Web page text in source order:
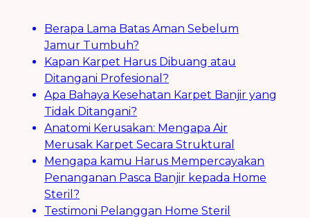
Berapa Lama Batas Aman Sebelum
Jamur Tumbuh?
Kapan Karpet Harus Dibuang atau
Ditangani Profesional?
Apa Bahaya Kesehatan Karpet Banjir yang
Tidak Ditangani?
Anatomi Kerusakan: Mengapa Air
Merusak Karpet Secara Struktural
Mengapa kamu Harus Mempercayakan
Penanganan Pasca Banjir kepada Home
Steril?
Testimoni Pelanggan Home Steril